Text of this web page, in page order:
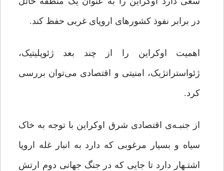
در برابر نفوذ کشورهای اروپای غربی حفظ کند.
اهمیت اوکراین را از چند بعد ژئوپلیتیک،
ژئواستراتژیک، امنیتی و اقتصادی می‌توان بررسی
کرد.
از جنبـه‌ی اقتصادی شرق اوکراین با توجه به خاک
سیاه و بسیار مرغوبی که دارد به انبار غله اروپا
اشتـهار دارد تا جایی که در جنگ جهانی دوم ارتش